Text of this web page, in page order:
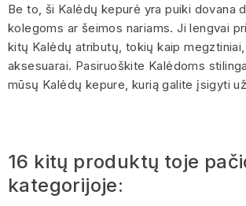
Be to, ši Kalėdų kepurė yra puiki dovana
kolegoms ar šeimos nariams. Ji lengvai
kitų Kalėdų atributų, tokių kaip
aksesuarai. Pasiruoškite Kalėdoms
mūsų Kalėdų kepure, kurią galite įsigyti
16 kitų produktų toje
kategorijoje: